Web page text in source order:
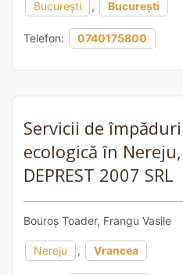
București , București
Telefon: 0740175800
Servicii de
ecologică în
DEPREST 2007 SRL
Bouroș Toader, Frangu Vasile
Nereju , Vrancea